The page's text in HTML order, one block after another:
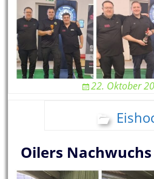
22. Oktober
Oilers Nachwuchs